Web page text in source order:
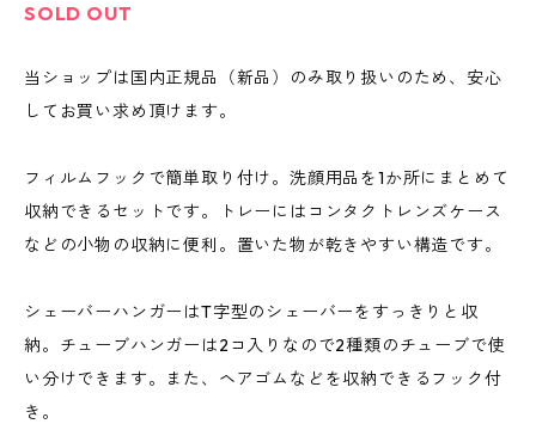
SOLD OUT
当ショップは国内正規品（新品）のみ取り扱いのため、安心
してお買い求め頂けます。
フィルムフックで簡単取り付け。洗顔用品を1か所にまとめて
収納できるセットです。トレーにはコンタクトレンズケース
などの小物の収納に便利。置いた物が乾きやすい構造です。
シェーバーハンガーはT字型のシェーバーをすっきりと収
納。チューブハンガーは2コ入りなので2種類のチューブで使
い分けできます。また、ヘアゴムなどを収納できるフック付
き。